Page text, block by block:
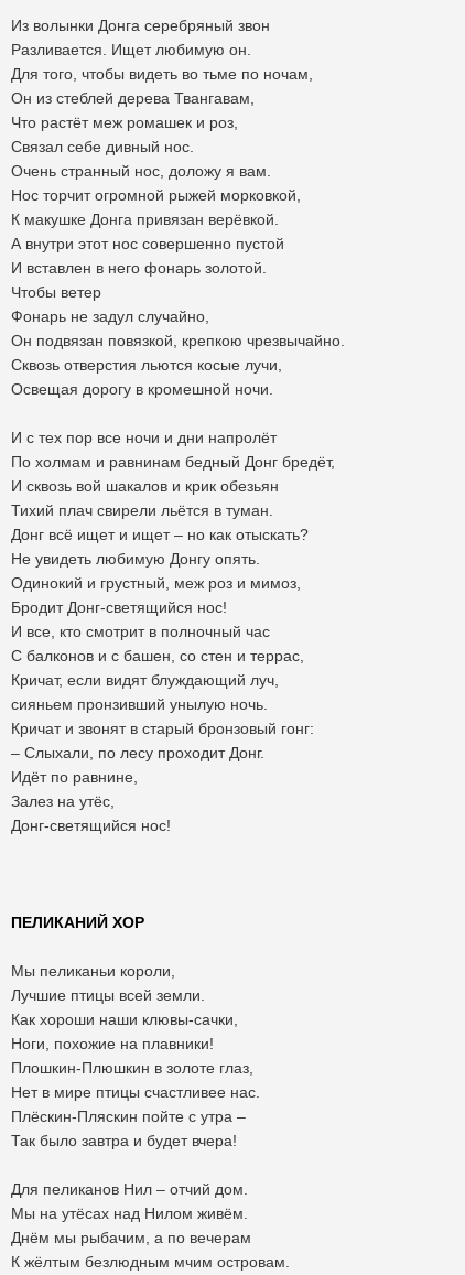
Из волынки Донга серебряный звон
Разливается. Ищет любимую он.
Для того, чтобы видеть во тьме по ночам,
Он из стеблей дерева Твангавам,
Что растёт меж ромашек и роз,
Связал себе дивный нос.
Очень странный нос, доложу я вам.
Нос торчит огромной рыжей морковкой,
К макушке Донга привязан верёвкой.
А внутри этот нос совершенно пустой
И вставлен в него фонарь золотой.
Чтобы ветер
Фонарь не задул случайно,
Он подвязан повязкой, крепкою чрезвычайно.
Сквозь отверстия льются косые лучи,
Освещая дорогу в кромешной ночи.
И с тех пор все ночи и дни напролёт
По холмам и равнинам бедный Донг бредёт,
И сквозь вой шакалов и крик обезьян
Тихий плач свирели льётся в туман.
Донг всё ищет и ищет – но как отыскать?
Не увидеть любимую Донгу опять.
Одинокий и грустный, меж роз и мимоз,
Бродит Донг-светящийся нос!
И все, кто смотрит в полночный час
С балконов и с башен, со стен и террас,
Кричат, если видят блуждающий луч,
сияньем пронзивший унылую ночь.
Кричат и звонят в старый бронзовый гонг:
– Слыхали, по лесу проходит Донг.
Идёт по равнине,
Залез на утёс,
Донг-светящийся нос!
ПЕЛИКАНИЙ ХОР
Мы пеликаньи короли,
Лучшие птицы всей земли.
Как хороши наши клювы-сачки,
Ноги, похожие на плавники!
Плошкин-Плюшкин в золоте глаз,
Нет в мире птицы счастливее нас.
Плёскин-Пляскин пойте с утра –
Так было завтра и будет вчера!
Для пеликанов Нил – отчий дом.
Мы на утёсах над Нилом живём.
Днём мы рыбачим, а по вечерам
К жёлтым безлюдным мчим островам.